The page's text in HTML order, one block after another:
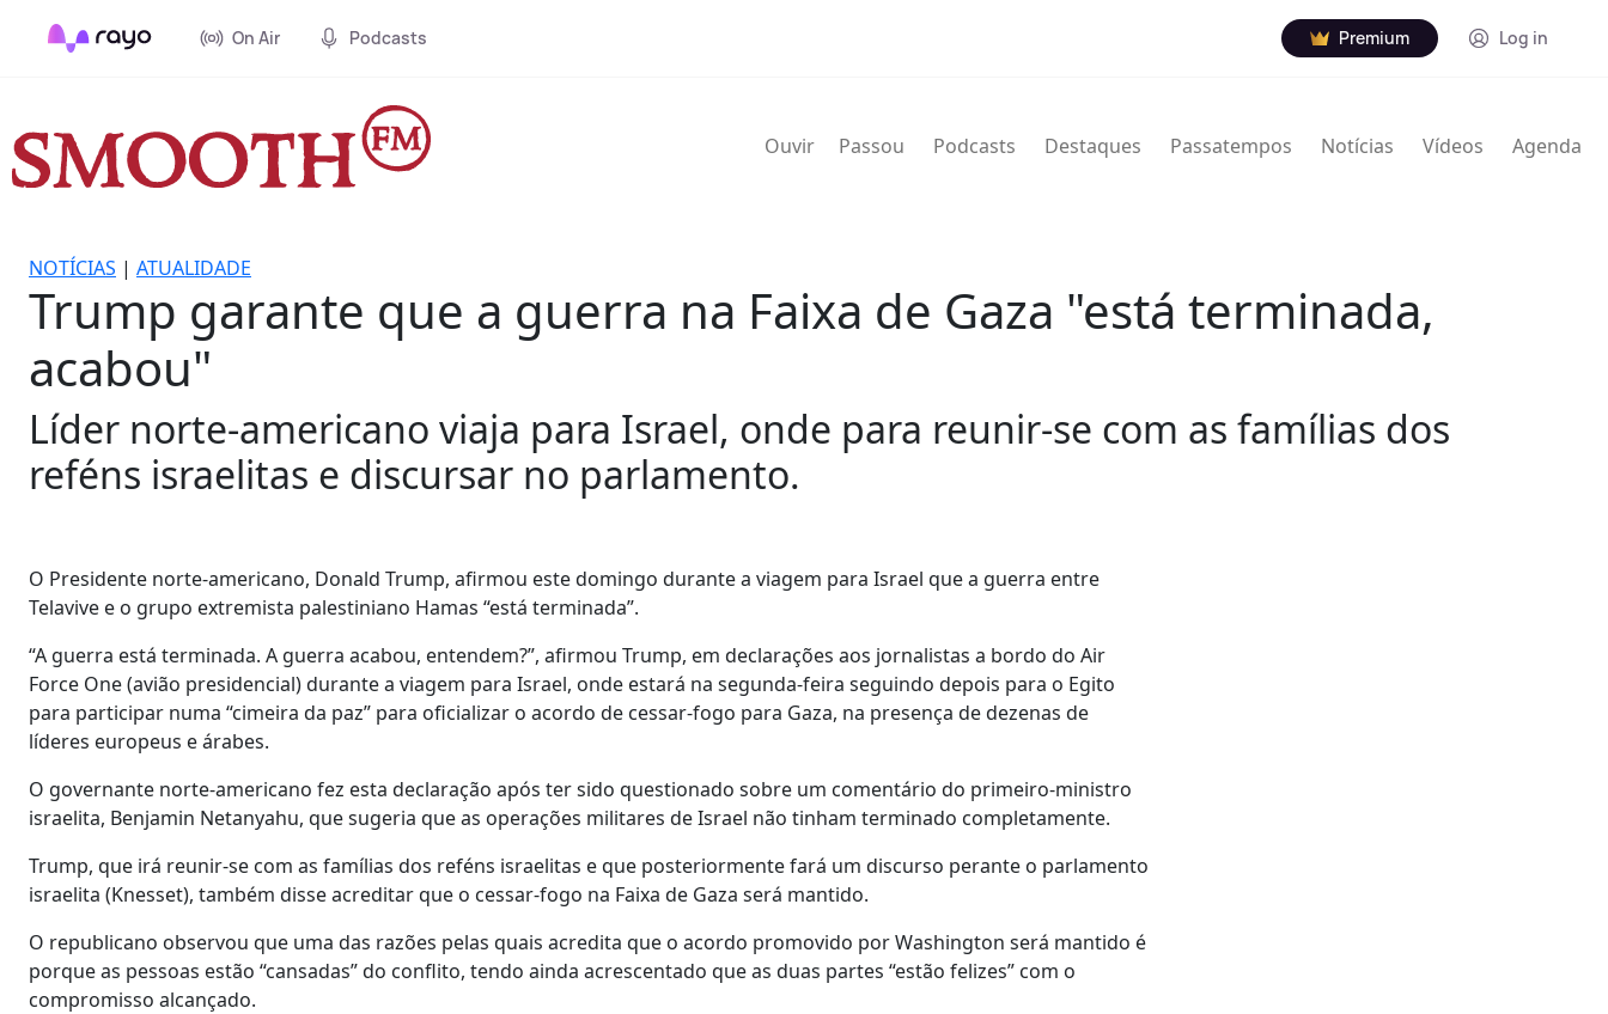
On Air Podcasts Premium Log in
Ouvir Passou Podcasts Destaques Passatempos Notícias Vídeos Agenda
NOTÍCIAS | ATUALIDADE
Trump garante que a guerra na Faixa de Gaza "está terminada,
acabou"
Líder norte-americano viaja para Israel, onde para reunir-se com as famílias dos
reféns israelitas e discursar no parlamento.
O Presidente norte-americano, Donald Trump, afirmou este domingo durante a viagem para Israel que a guerra entre
Telavive e o grupo extremista palestiniano Hamas “está terminada”.
“A guerra está terminada. A guerra acabou, entendem?”, afirmou Trump, em declarações aos jornalistas a bordo do Air
Force One (avião presidencial) durante a viagem para Israel, onde estará na segunda-feira seguindo depois para o Egito
para participar numa “cimeira da paz” para oficializar o acordo de cessar-fogo para Gaza, na presença de dezenas de
líderes europeus e árabes.
O governante norte-americano fez esta declaração após ter sido questionado sobre um comentário do primeiro-ministro
israelita, Benjamin Netanyahu, que sugeria que as operações militares de Israel não tinham terminado completamente.
Trump, que irá reunir-se com as famílias dos reféns israelitas e que posteriormente fará um discurso perante o parlamento
israelita (Knesset), também disse acreditar que o cessar-fogo na Faixa de Gaza será mantido.
O republicano observou que uma das razões pelas quais acredita que o acordo promovido por Washington será mantido é
porque as pessoas estão “cansadas” do conflito, tendo ainda acrescentado que as duas partes “estão felizes” com o
compromisso alcançado.